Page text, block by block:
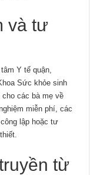
và tư
Y tế quận,
Sức khỏe sinh
các bà mẹ về
miễn phí, các
lập hoặc tư
từ